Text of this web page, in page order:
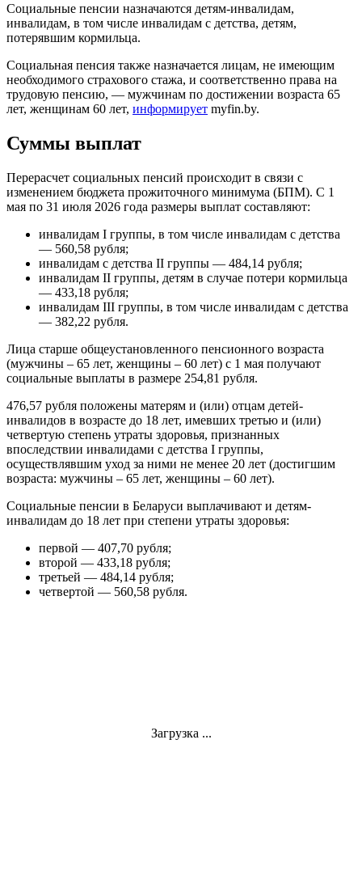
Социальные пенсии назначаются детям-инвалидам,
инвалидам, в том числе инвалидам с детства, детям,
потерявшим кормильца.
Социальная пенсия также назначается лицам, не имеющим
необходимого страхового стажа, и соответственно права на
трудовую пенсию, — мужчинам по достижении возраста 65
лет, женщинам 60 лет, информирует myfin.by.
Суммы выплат
Перерасчет социальных пенсий происходит в связи с
изменением бюджета прожиточного минимума (БПМ). С 1
мая по 31 июля 2026 года размеры выплат составляют:
инвалидам I группы, в том числе инвалидам с детства
— 560,58 рубля;
инвалидам с детства II группы — 484,14 рубля;
инвалидам II группы, детям в случае потери кормильца
— 433,18 рубля;
инвалидам III группы, в том числе инвалидам с детства
— 382,22 рубля.
Лица старше общеустановленного пенсионного возраста
(мужчины – 65 лет, женщины – 60 лет) с 1 мая получают
социальные выплаты в размере 254,81 рубля.
476,57 рубля положены матерям и (или) отцам детей-
инвалидов в возрасте до 18 лет, имевших третью и (или)
четвертую степень утраты здоровья, признанных
впоследствии инвалидами с детства I группы,
осуществлявшим уход за ними не менее 20 лет (достигшим
возраста: мужчины – 65 лет, женщины – 60 лет).
Социальные пенсии в Беларуси выплачивают и детям-
инвалидам до 18 лет при степени утраты здоровья:
первой — 407,70 рубля;
второй — 433,18 рубля;
третьей — 484,14 рубля;
четвертой — 560,58 рубля.
Загрузка ...